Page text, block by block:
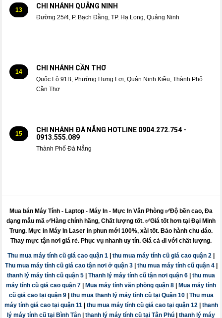
13 CHI NHÁNH QUẢNG NINH
Đường 25/4, P. Bạch Đằng, TP. Hạ Long, Quảng Ninh
14 CHI NHÁNH CẦN THƠ
Quốc Lộ 91B, Phường Hưng Lợi, Quận Ninh Kiều, Thành Phố
Cần Thơ
15
CHI NHÁNH ĐÀ NẴNG HOTLINE 0904.272.754 -
0913.555.089
Thành Phố Đà Nẵng
Mua bán Máy Tính - Laptop - Máy In - Mực In Văn Phòng ✅Độ bền cao, Đa
dạng mẫu mã ✅Hàng chính hãng, Chất lượng tốt. ✅Giá tốt hơn tại Đại Minh
Trung. Mực in Máy In Laser in phun mới 100%, xài tốt. Bảo hành chu đáo.
Thay mực tận nơi giá rẻ. Phục vụ nhanh uy tín. Giá cả đi với chất lượng.
Thu mua máy tính cũ giá cao quận 1 thu mua máy tính cũ giá cao quận 2
Thu mua máy tính cũ giá cao tận nơi ở quận 3
thu mua máy tính cũ quận 4
thanh lý máy tính cũ quận 5
Thanh lý máy tính cũ tận nơi quận 6
thu mua
máy tính cũ giá cao quận 7
Mua máy tính văn phòng quận 8
Mua máy tính
cũ giá cao tại quận 9| thu mua thanh lý máy tính cũ tại Quận 10
Thu mua
máy tính giá cao tại quận 11
thu mua máy tính cũ giá cao tại quận 12|
thanh
lý máy tính cũ tại Bình Tân
thanh lý máy tính cũ tại Tân Phú
thanh lý máy